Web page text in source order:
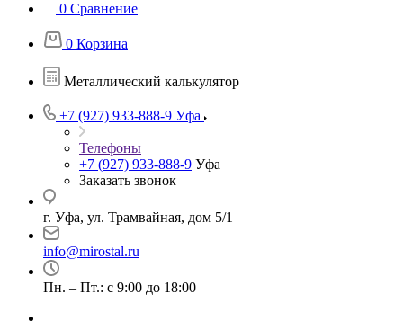
0 Сравнение
0 Корзина
Металлический калькулятор
+7 (927) 933-888-9 Уфа
Телефоны
+7 (927) 933-888-9 Уфа
Заказать звонок
г. Уфа, ул. Трамвайная, дом 5/1
info@mirostal.ru
Пн. – Пт.: с 9:00 до 18:00